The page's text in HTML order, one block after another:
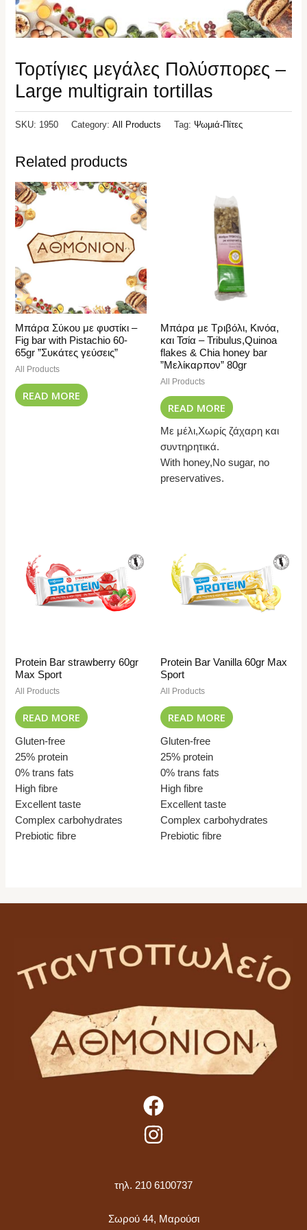
Τορτίγιες μεγάλες Πολύσπορες –
Large multigrain tortillas
SKU: 1950 Category:All Products Tag: Ψωμιά-Πίτες
Related products
Μπάρα Σύκου με φυστίκι –
Fig bar with Pistachio 60-
65gr ”Συκάτες γεύσεις”
All Products
READ MORE
Μπάρα με Τριβόλι, Κινόα,
και Τσία – Tribulus,Quinoa
flakes & Chia honey bar
”Μελίκαρπον” 80gr
All Products
READ MORE
Με μέλι,Χωρίς ζάχαρη και
συντηρητικά.
With honey,No sugar, no
preservatives.
Protein Bar strawberry 60gr
Max Sport
All Products
READ MORE
Gluten-free
25% protein
0% trans fats
High fibre
Excellent taste
Complex carbohydrates
Prebiotic fibre
Protein Bar Vanilla 60gr Max
Sport
All Products
READ MORE
Gluten-free
25% protein
0% trans fats
High fibre
Excellent taste
Complex carbohydrates
Prebiotic fibre
τηλ. 210 6100737
Σωρού 44, Μαρούσι